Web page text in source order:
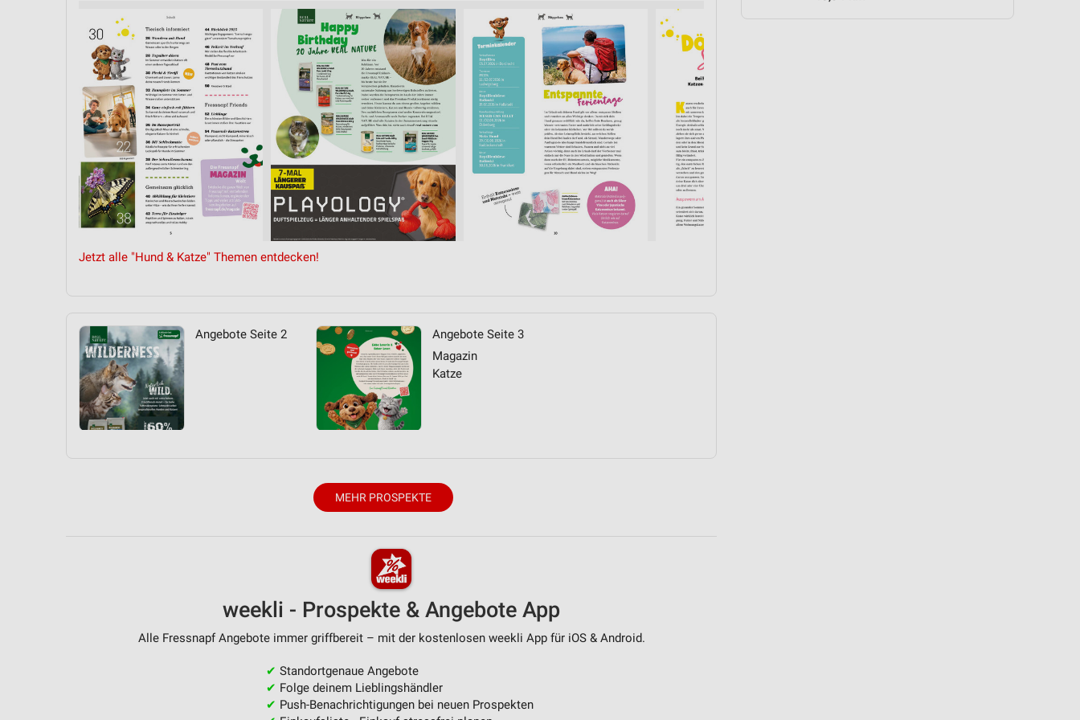
Jetzt alle "Hund & Katze" Themen entdecken!
Angebote Seite 2
Angebote Seite 3
Magazin
Katze
MEHR PROSPEKTE
weekli - Prospekte & Angebote App
Alle Fressnapf Angebote immer griffbereit – mit der kostenlosen weekli App für iOS & Android.
✔ Standortgenaue Angebote
✔ Folge deinem Lieblingshändler
✔ Push-Benachrichtigungen bei neuen Prospekten
Analyse von Zielgruppen durch Statistiken oder Kombinationen von Daten aus verschiedenen
Entwicklung und Verbesserung der Angebote
Verwendung reduzierter Daten zur Auswahl von Inhalten
IAB-Besonderheiten:
Verwendung genauer Standortdaten
Geräte anhand von aktiv angeforderten Informationen identifizieren
Notwendig
Funktional